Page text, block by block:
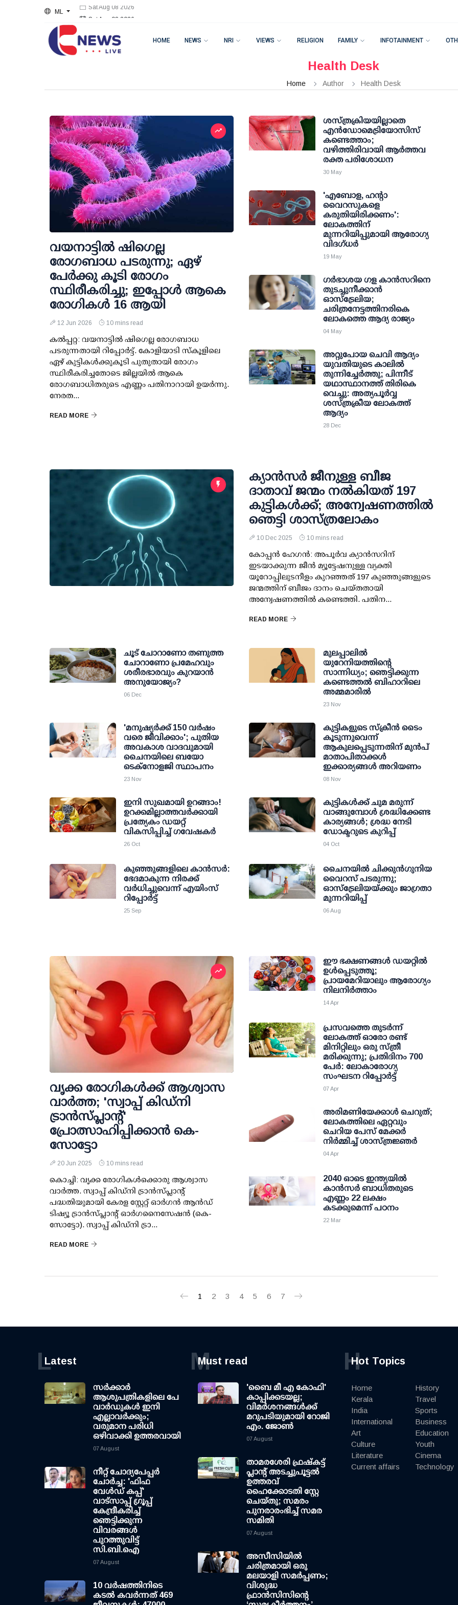
ML Sat Aug 08 2026
HOME NEWS NRI VIEWS RELIGION FAMILY INFOTAINMENT
Health Desk
Home Author Health Desk
വയനാട്ടിൽ ഷിഗെല്ല
രോഗബാധ പടരുന്നു; ഏഴ്
പേർക്കു കൂടി രോഗം
സ്ഥിരീകരിച്ചു; ഇപ്പോൾ ആകെ
രോഗികൾ 16 ആയി
12 Jun 2026 10 mins read
കൽപ്പറ്റ: വയനാട്ടിൽ ഷിഗെല്ല രോഗബാധ
പടരുന്നതായി റിപ്പോർട്ട്. കോളിയാടി സ്കൂളിലെ
ഏഴ് കുട്ടികൾക്കുകൂടി പുതുതായി രോഗം
സ്ഥിരീകരിച്ചതോടെ ജില്ലയിൽ ആകെ
രോഗബാധിതരുടെ എണ്ണം പതിനാറായി ഉയർന്നു.
നേരത...
READ MORE
ശസ്ത്രക്രിയയില്ലാതെ
എന്‍ഡോമെട്രിയോസിസ്
കണ്ടെത്താം;
വഴിത്തിരിവായി ആര്‍ത്തവ
രക്ത പരിശോധന
30 May
'എബോള, ഹന്റാ
വൈറസുകളെ
കരുതിയിരിക്കണം':
ലോകത്തിന്
മുന്നറിയിപ്പുമായി ആരോഗ്യ
വിദഗ്ധര്‍
19 May
ഗർഭാശയ ഗള കാൻസറിനെ
തുടച്ചുനീക്കാൻ
ഓസ്‌ട്രേലിയ;
ചരിത്രനേട്ടത്തിനരികെ
ലോകത്തെ ആദ്യ രാജ്യം
04 May
അറ്റുപോയ ചെവി ആദ്യം
യുവതിയുടെ കാലില്‍
തുന്നിച്ചേര്‍ത്തു; പിന്നീട്
യഥാസ്ഥാനത്ത് തിരികെ
വെച്ചു: അത്യപൂര്‍വ്വ
ശസ്ത്രക്രീയ ലോകത്ത്
ആദ്യം
28 Dec
ക്യാന്‍സര്‍ ജീനുള്ള ബീജ
ദാതാവ് ജന്മം നല്‍കിയത് 197
കുട്ടികള്‍ക്ക്; അന്വേഷണത്തില്‍
ഞെട്ടി ശാസ്ത്രലോകം
10 Dec 2025 10 mins read
കോപ്പന്‍ ഹേഗന്‍: അപൂര്‍വ ക്യാന്‍സറിന്
ഇടയാക്കുന്ന ജീന്‍ മ്യൂട്ടേഷനുള്ള വ്യക്തി
യൂറോപ്പിലുടനീളം കുറഞ്ഞത് 197 കുഞ്ഞുങ്ങളുടെ
ജന്മത്തിന് ബീജം ദാനം ചെയ്തതായി
അന്വേഷണത്തില്‍ കണ്ടെത്തി. പതിന...
READ MORE
ചൂട് ചോറാണോ തണുത്ത
ചോറാണോ പ്രമേഹവും
ശരീരഭാരവും കുറയാന്‍
അനുയോജ്യം?
06 Dec
മുലപ്പാലില്‍
യുറേനിയത്തിന്റെ
സാന്നിധ്യം; ഞെട്ടിക്കുന്ന
കണ്ടെത്തല്‍ ബിഹാറിലെ
അമ്മമാരില്‍
23 Nov
'മനുഷ്യര്‍ക്ക് 150 വര്‍ഷം
വരെ ജീവിക്കാം'; പുതിയ
അവകാശ വാദവുമായി
ചൈനയിലെ ബയോ
ടെക്‌നോളജി സ്ഥാപനം
23 Nov
കുട്ടികളുടെ സ്‌ക്രീന്‍ ടൈം
കൂടുന്നുവെന്ന്
ആകുലപ്പെടുന്നതിന് മുന്‍പ്
മാതാപിതാക്കള്‍
ഇക്കാര്യങ്ങള്‍ അറിയണം
08 Nov
ഇനി സുഖമായി ഉറങ്ങാം!
ഉറക്കമില്ലാത്തവര്‍ക്കായി
പ്രത്യേകം ഡയറ്റ്
വികസിപ്പിച്ച് ഗവേഷകര്‍
26 Oct
കുട്ടികള്‍ക്ക് ചുമ മരുന്ന്
വാങ്ങുമ്പോള്‍ ശ്രദ്ധിക്കേണ്ട
കാര്യങ്ങള്‍; ശ്രദ്ധ നേടി
ഡോക്ടറുടെ കുറിപ്പ്
04 Oct
കുഞ്ഞുങ്ങളിലെ കാൻസർ:
ഭേദമാകുന്ന നിരക്ക്
വർധിച്ചുവെന്ന് എയിംസ്
റിപ്പോർട്ട്
25 Sep
ചൈനയിൽ ചിക്കുൻഗുനിയ
വൈറസ് പടരുന്നു;
ഓസ്ട്രേലിയയ്ക്കും ജാഗ്രതാ
മുന്നറിയിപ്പ്
06 Aug
വൃക്ക രോഗികള്‍ക്ക് ആശ്വാസ
വാര്‍ത്ത; 'സ്വാപ്പ് കിഡ്‌നി
ട്രാന്‍സ്പ്ലാന്റ്'
പ്രോത്സാഹിപ്പിക്കാന്‍ കെ-
സോട്ടോ
20 Jun 2025 10 mins read
കൊച്ചി: വൃക്ക രോഗികള്‍ക്കൊരു ആശ്വാസ
വാര്‍ത്ത. സ്വാപ്പ് കിഡ്നി ട്രാന്‍സ്പ്ലാന്റ്
പദ്ധതിയുമായി കേരള സ്റ്റേറ്റ് ഓര്‍ഗന്‍ ആന്‍ഡ്
ടിഷ്യൂ ട്രാന്‍സ്പ്ലാന്റ് ഓര്‍ഗനൈസേഷന്‍ (കെ-
സോട്ടോ). സ്വാപ്പ് കിഡ്നി ട്രാ...
READ MORE
ഈ ഭക്ഷണങ്ങൾ ഡയറ്റിൽ
ഉൾപ്പെടുത്തൂ;
പ്രായമേറിയാലും ആരോഗ്യം
നിലനിർത്താം
14 Apr
പ്രസവത്തെ തുടര്‍ന്ന്
ലോകത്ത് ഓരോ രണ്ട്
മിനിറ്റിലും ഒരു സ്ത്രീ
മരിക്കുന്നു; പ്രതിദിനം 700
പേര്‍: ലോകാരോഗ്യ
സംഘടന റിപ്പോര്‍ട്ട്
07 Apr
അരിമണിയേക്കാൾ ചെറുത്;
ലോകത്തിലെ ഏറ്റവും
ചെറിയ പേസ് മേക്കർ
നിർമ്മിച്ച് ശാസ്ത്രജ്ഞർ
04 Apr
2040 ഓടെ ഇന്ത്യയില്‍
കാന്‍സര്‍ ബാധിതരുടെ
എണ്ണം 22 ലക്ഷം
കടക്കുമെന്ന് പഠനം
22 Mar
1 2 3 4 5 6 7
Latest
L
സര്‍ക്കാര്‍
ആശുപത്രികളിലെ പേ
വാര്‍ഡുകള്‍ ഇനി
എല്ലാവര്‍ക്കും;
വരുമാന പരിധി
ഒഴിവാക്കി ഉത്തരവായി
07 August
നീറ്റ് ചോദ്യപേപ്പര്‍
ചോര്‍ച്ച: 'ഫിഫ
വേള്‍ഡ് കപ്പ്'
വാട്സാപ്പ് ഗ്രൂപ്പ്
കേന്ദ്രീകരിച്ച്
ഞെട്ടിക്കുന്ന
വിവരങ്ങള്‍
പുറത്തുവിട്ട്
സി.ബി.ഐ
07 August
10 വര്‍ഷത്തിനിടെ
കടല്‍ കവര്‍ന്നത് 469
Must read
M
'ബൈ മീ എ കോഫി'
കാപ്പിക്കടയല്ല;
വിമര്‍ശനങ്ങള്‍ക്ക്
മറുപടിയുമായി റോജി
എം. ജോണ്‍
07 August
താമരശേരി ഫ്രഷ്കട്ട്
പ്ലാന്റ് അടച്ചുപൂട്ടൽ
ഉത്തരവ്
ഹൈക്കോടതി സ്റ്റേ
ചെയ്തു; സമരം
പുനരാരംഭിച്ച് സമര
സമിതി
07 August
അസീസിയിൽ
ചരിത്രമായി ഒരു
മലയാളി സമർപ്പണം;
വിശുദ്ധ
ഫ്രാൻസിസിന്റെ
Hot Topics
H
Home
Kerala
India
International
Art
Culture
Literature
Current affairs
History
Travel
Sports
Business
Education
Youth
Cinema
Technology